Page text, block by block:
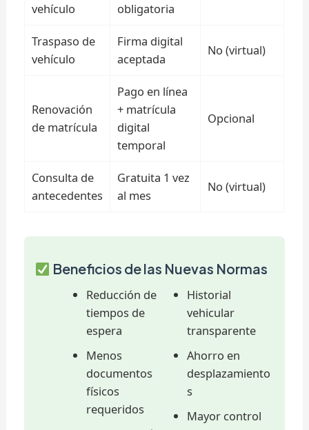
vehículo
obligatoria
Traspaso de
vehículo
Firma digital
aceptada
No (virtual)
Renovación
de matrícula
Pago en línea
+ matrícula
digital
temporal
Opcional
Consulta de
antecedentes
Gratuita 1 vez
al mes
No (virtual)
Beneficios de las Nuevas Normas
Reducción de
tiempos de
espera
Menos
documentos
físicos
requeridos
Historial
vehicular
transparente
Ahorro en
desplazamiento
s
Mayor control